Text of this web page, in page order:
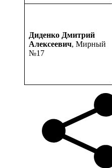
Диденко Дмитрий
Алексеевич, Мирный
№17